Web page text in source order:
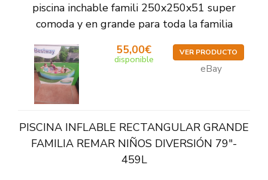
piscina inchable famili 250x250x51 super
comoda y en grande para toda la familia
55,00€
disponible
VER PRODUCTO
eBay
PISCINA INFLABLE RECTANGULAR GRANDE
FAMILIA REMAR NIÑOS DIVERSIÓN 79"-
459L